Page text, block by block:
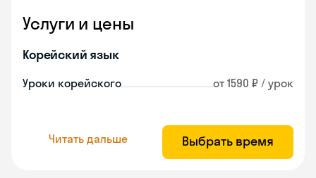
Услуги и цены
Корейский язык
Уроки корейского от 1590 ₽ / урок
Читать дальше Выбрать время